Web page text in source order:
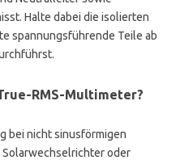
Halte dabei die isolierten
spannungsführende Teile ab
RMS-Multimeter?
bei nicht sinusförmigen
Solarwechselrichter oder